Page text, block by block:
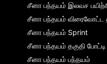
சீனா பந்தயம் இலவச
சீனா பந்தயம் விரைவோட்ட
சீனா பந்தயம் Sprint
சீனா பந்தயம் தகுதி போட்டி
சீனா பந்தயம் பந்தயம்